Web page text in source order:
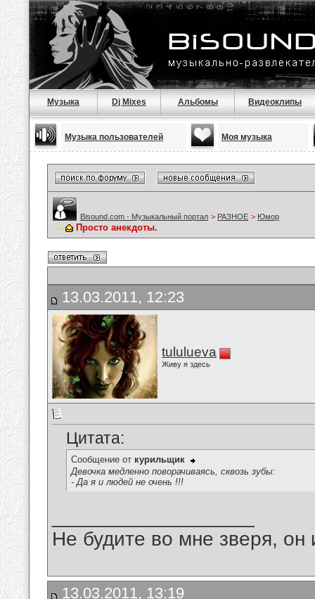
Музыка Dj Mixes Альбомы Видеоклипы
Музыка пользователей Моя музыка
Bisound.com - Музыкальный портал > РАЗНОЕ > Юмор
Просто анекдоты.
13.03.2011, 12:23
tululueva
Живу я здесь
Цитата:
Сообщение от курильщик
Девочка медленно поворачиваясь, сквозь зубы:
- Да я и людей не очень !!!
Не будите во мне зверя, он
13.03.2011, 13:19